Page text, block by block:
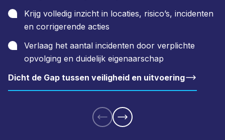
Krijg volledig inzicht in locaties, risico’s, incidenten
en corrigerende acties
Verlaag het aantal incidenten door verplichte
opvolging en duidelijk eigenaarschap
Dicht de Gap tussen veiligheid en uitvoering